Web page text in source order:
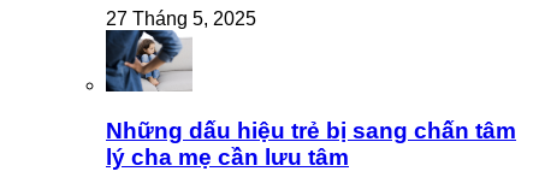
27 Tháng 5, 2025
Những dấu hiệu trẻ bị sang chấn tâm
lý cha mẹ cần lưu tâm